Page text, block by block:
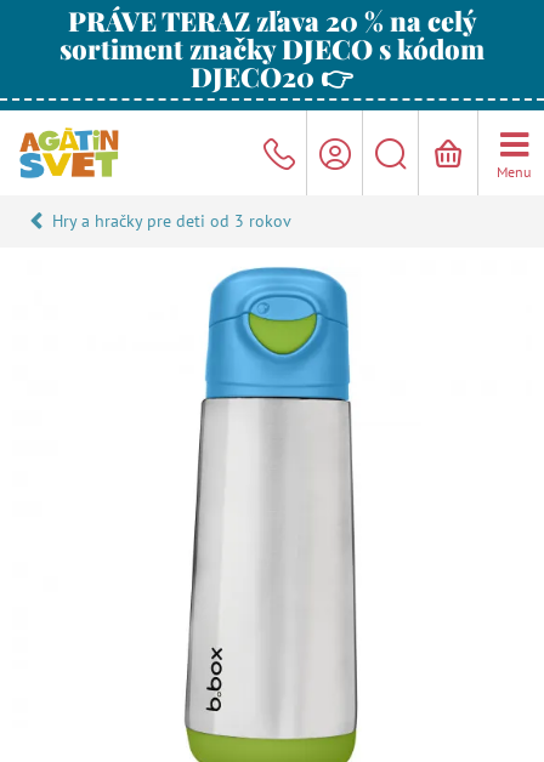
PRÁVE TERAZ zľava 20 % na celý
sortiment značky DJECO s kódom
DJECO20 👉
Menu
Hry a hračky pre deti od 3 rokov